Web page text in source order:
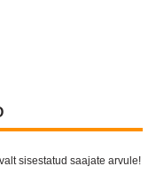
sisestatud saajate arvule!